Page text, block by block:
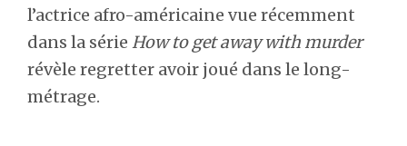
l’actrice afro-américaine vue récemment
dans la série How to get away with murder
révèle regretter avoir joué dans le long-
métrage.